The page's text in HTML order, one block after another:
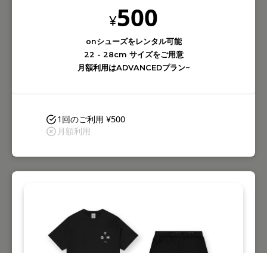
¥500
onシューズをレンタル可能
22 - 28cm サイズをご用意
月額利用はADVANCEDプラン~
1回のご利用 ¥500
月額利用